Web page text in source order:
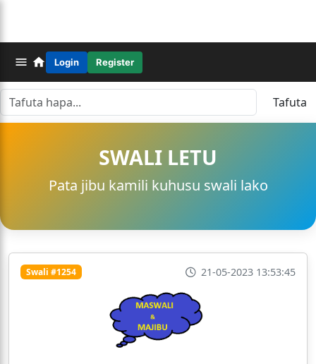
Login Register
Tafuta
SWALI LETU
Pata jibu kamili kuhusu swali lako
Swali #1254 21-05-2023 13:53:45